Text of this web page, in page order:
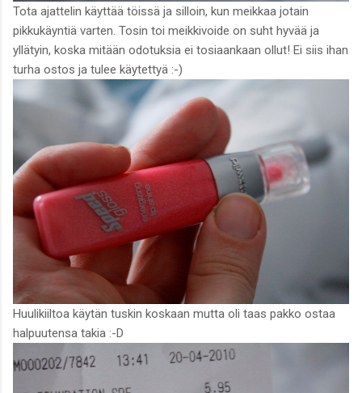
Tota ajattelin käyttää töissä ja silloin, kun meikkaa jotain
pikkukäyntiä varten. Tosin toi meikkivoide on suht hyvää ja
yllätyin, koska mitään odotuksia ei tosiaankaan ollut! Ei siis ihan
turha ostos ja tulee käytettyä :-)
Huulikiiltoa käytän tuskin koskaan mutta oli taas pakko ostaa
halpuutensa takia :-D